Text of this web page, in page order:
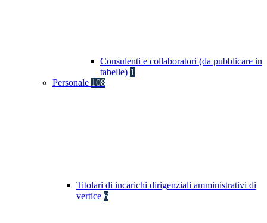
Consulenti e collaboratori (da pubblicare in
tabelle) 1
Personale 108
Titolari di incarichi dirigenziali amministrativi di
vertice 6